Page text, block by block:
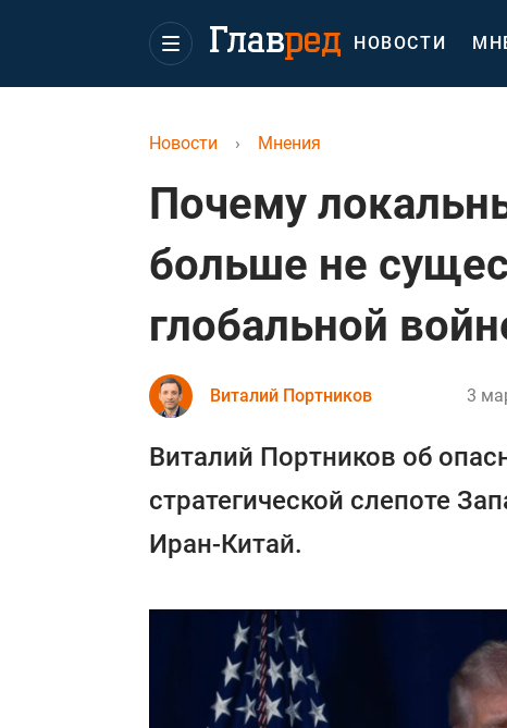
НОВОСТИ
Новости › Мнения
Почему
больше не
глобальной
Виталий Портников 3
Виталий Портников об
стратегической слепоте
Иран-Китай.